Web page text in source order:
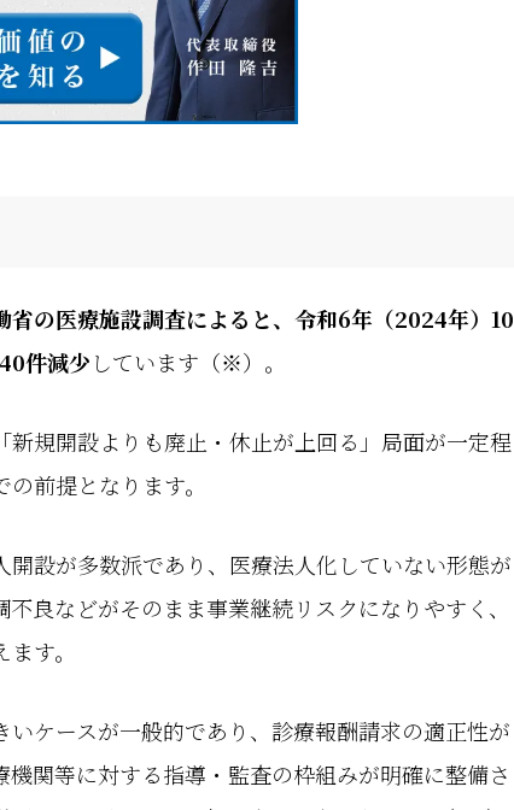
の医療施設調査によると、令和6年（2024年）10
件減少しています（※）。
規開設よりも廃止・休止が上回る」局面が一定程
前提となります。
設が多数派であり、医療法人化していない形態が
良などがそのまま事業継続リスクになりやすく、
す。
ケースが一般的であり、診療報酬請求の適正性が
関等に対する指導・監査の枠組みが明確に整備さ